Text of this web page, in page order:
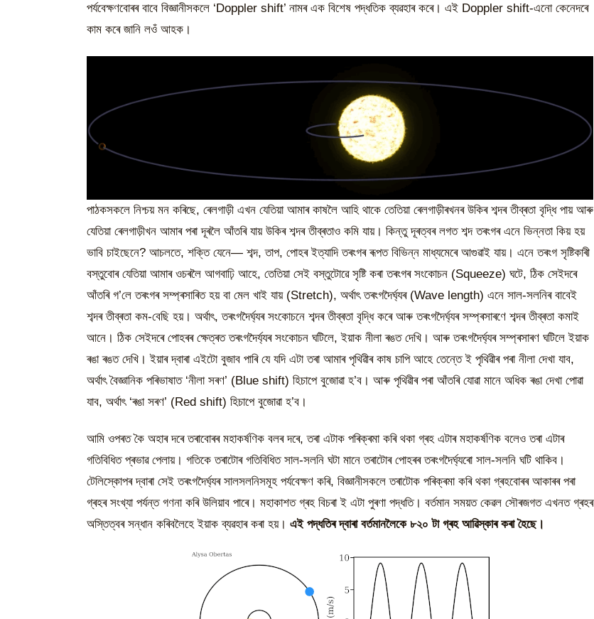
পৰ্যবেক্ষণবোৰৰ বাবে বিজ্ঞানীসকলে ‘Doppler shift’ নামৰ এক বিশেষ পদ্ধতিক ব্যৱহাৰ কৰে। এই Doppler shift-এনো কেনেদৰে
কাম কৰে জানি লওঁ আহক।
পাঠকসকলে নিশ্চয় মন কৰিছে, ৰেলগাড়ী এখন যেতিয়া আমাৰ কাষলৈ আহি থাকে তেতিয়া ৰেলগাড়ীৰখনৰ উকিৰ শব্দৰ তীব্ৰতা বৃদ্ধি পায় আৰু
যেতিয়া ৰেলগাড়ীখন আমাৰ পৰা দূৰলৈ আঁতৰি যায় উকিৰ শব্দৰ তীব্ৰতাও কমি যায়। কিন্তু দূৰত্বৰ লগত শব্দ তৰংগৰ এনে ভিন্নতা কিয় হয়
ভাবি চাইছেনে? আচলতে, শক্তি যেনে— শব্দ, তাপ, পোহৰ ইত্যাদি তৰংগৰ ৰূপত বিভিন্ন মাধ্যমেৰে আগুৱাই যায়। এনে তৰংগ সৃষ্টিকাৰী
বস্তুবোৰ যেতিয়া আমাৰ ওচৰলৈ আগবাঢ়ি আহে,‌ তেতিয়া সেই বস্তুটোৱে সৃষ্টি কৰা তৰংগৰ সংকোচন (Squeeze) ঘটে, ঠিক সেইদৰে
আঁতৰি গ’লে তৰংগৰ সম্প্ৰসাৰিত হয় বা মেল খাই যায় (Stretch), অৰ্থাৎ তৰংগদৈৰ্ঘ্যৰ (Wave length) এনে সাল-সলনিৰ বাবেই
শব্দৰ তীব্ৰতা কম-বেছি হয়। অৰ্থাৎ, তৰংগদৈৰ্ঘ্যৰ সংকোচনে শব্দৰ তীব্ৰতা বৃদ্ধি কৰে আৰু তৰংগদৈৰ্ঘ্যৰ সম্প্ৰসাৰণে শব্দৰ তীব্ৰতা কমাই
আনে। ঠিক সেইদৰে পোহৰৰ ক্ষেত্ৰত তৰংগদৈৰ্য্যৰ সংকোচন ঘটিলে, ইয়াক নীলা ৰঙত দেখি। আৰু তৰংগদৈৰ্ঘ্যৰ সম্প্ৰসাৰণ ঘটিলে ইয়াক
ৰঙা ৰঙত দেখি। ইয়াৰ দ্বাৰা এইটো বুজাব পাৰি যে যদি এটা তৰা আমাৰ পৃথিৱীৰ কাষ চাপি আহে তেন্তে ই পৃথিৱীৰ পৰা নীলা দেখা যাব,
অৰ্থাৎ বৈজ্ঞানিক পৰিভাষাত ‘নীলা সৰণ’ (Blue shift) হিচাপে বুজোৱা হ’ব। আৰু পৃথিৱীৰ পৰা আঁতৰি যোৱা মানে অধিক ৰঙা দেখা পোৱা
যাব, অৰ্থাৎ ‘ৰঙা সৰণ’ (Red shift) হিচাপে বুজোৱা হ’ব।
আমি ওপৰত কৈ অহাৰ‌ দৰে তৰাবোৰৰ মহাকৰ্ষণিক বলৰ দৰে, তৰা এটাক পৰিক্ৰমা কৰি থকা গ্ৰহ এটাৰ মহাকৰ্ষণিক বলেও তৰা এটাৰ
গতিবিধিত প্ৰভাৱ পেলায়। গতিকে তৰাটোৰ গতিবিধিত সাল-সলনি ঘটা মানে তৰাটোৰ পোহৰৰ তৰংগদৈৰ্ঘ্যৰো সাল-সলনি ঘটি থাকিব।
টেলিস্কোপৰ দ্বাৰা সেই তৰংগদৈৰ্ঘ্যৰ সালসলনিসমূহ পৰ্যবেক্ষণ কৰি, বিজ্ঞানীসকলে তৰাটোক পৰিক্ৰমা কৰি থকা গ্ৰহবোৰৰ আকাৰৰ পৰা
গ্ৰহৰ সংখ্যা পর্যন্ত গণনা কৰি উলিয়াব পাৰে। মহাকাশত গ্ৰহ বিচৰা ই এটা পুৰণা পদ্ধতি। বৰ্তমান সময়ত কেৱল সৌৰজগত এখনত গ্ৰহৰ
অস্তিত্বৰ সন্ধান কৰিবলৈহে ইয়াক ব্যৱহাৰ কৰা হয়। এই পদ্ধতিৰ দ্বাৰা বৰ্তমানলৈকে ৮২০ টা গ্ৰহ আৱিস্কাৰ কৰা হৈছে।